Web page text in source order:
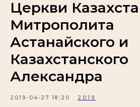
Церкви
Митрополита
Астанайского и
Казахстанского
Александра
2019-04-27 18:20 2019